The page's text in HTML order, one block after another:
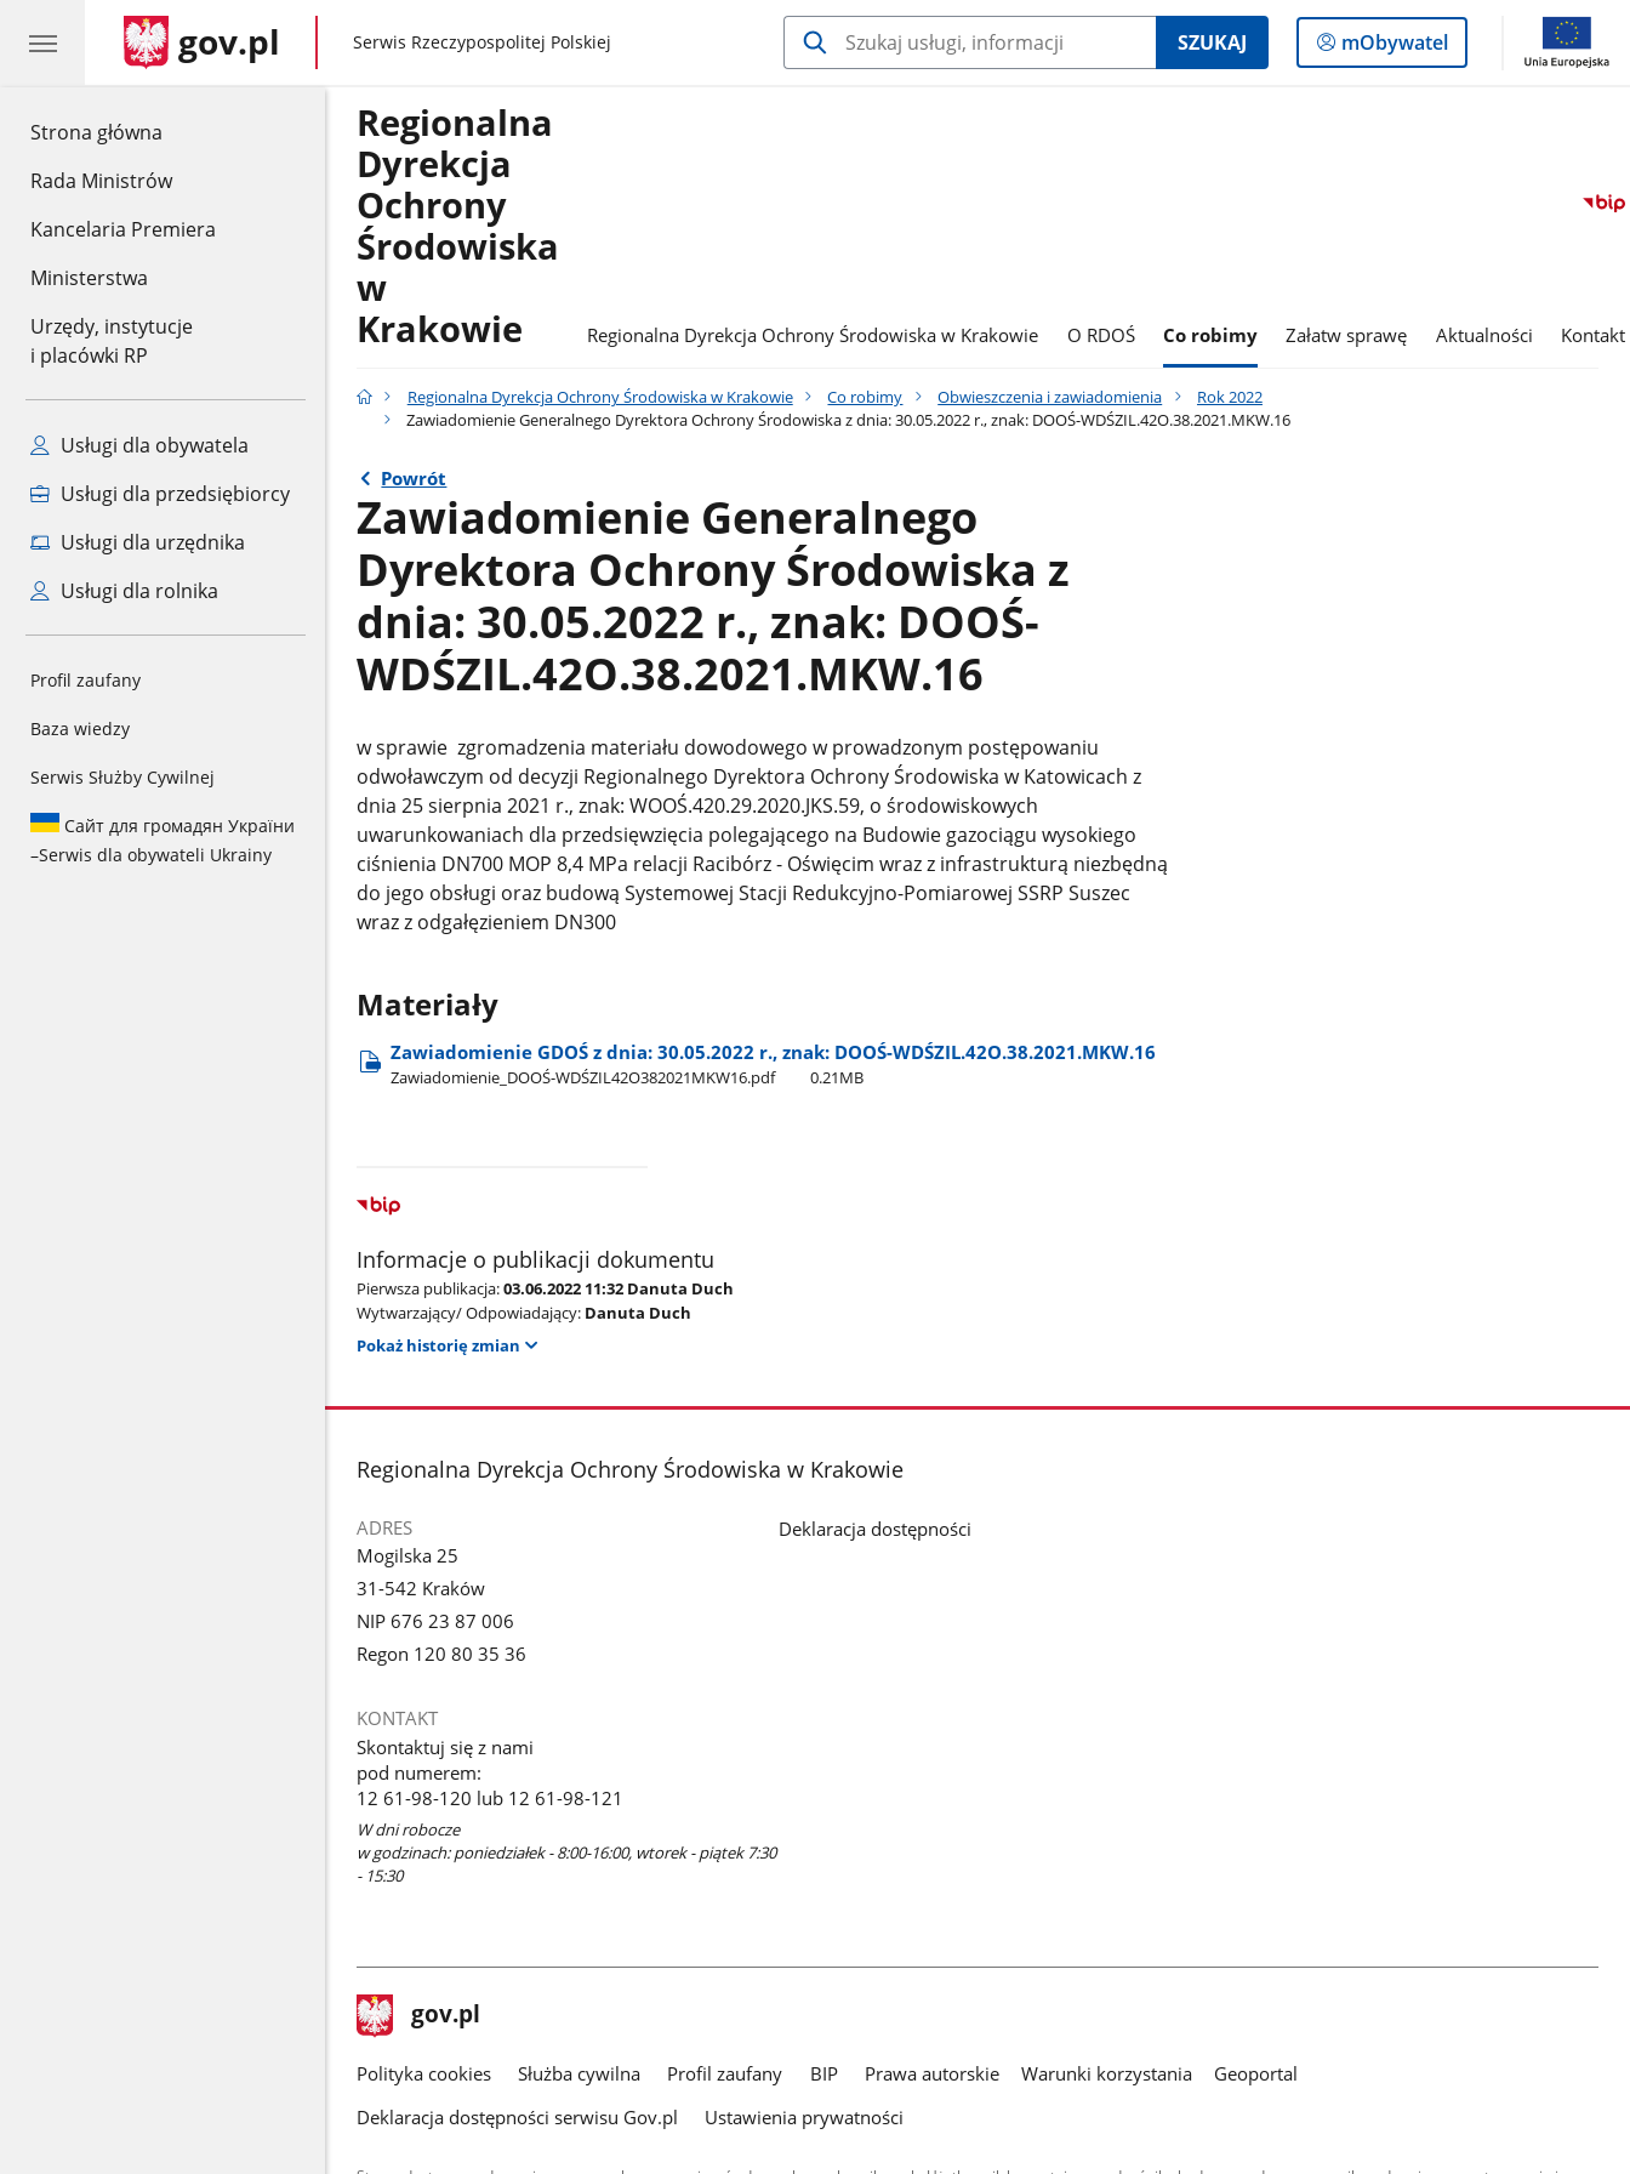
Strona główna
Rada Ministrów
Kancelaria Premiera
Ministerstwa
Urzędy, instytucje
i placówki RP
Usługi dla obywatela
Usługi dla przedsiębiorcy
Usługi dla urzędnika
Usługi dla rolnika
Profil zaufany
Baza wiedzy
Serwis Służby Cywilnej
Сайт для громадян України
–Serwis dla obywateli Ukrainy
gov.pl gov.pl
Serwis Rzeczypospolitej Polskiej SZUKAJ
Logowanie
do
mObywatel
Regionalna
Dyrekcja
Ochrony
Środowiska
w
Krakowie
Regionalna Dyrekcja Ochrony Środowiska w Krakowie O RDOŚ Co robimy Załatw sprawę Aktualności Kontakt
Regionalna Dyrekcja Ochrony Środowiska w Krakowie Co robimy Obwieszczenia i zawiadomienia
Rok 2022
Zawiadomienie Generalnego Dyrektora Ochrony Środowiska z dnia: 30.05.2022 r., znak: DOOŚ-WDŚZIL.42O.38.2021.MKW.16
Powrót
Zawiadomienie Generalnego
Dyrektora Ochrony Środowiska z
dnia: 30.05.2022 r., znak: DOOŚ-
WDŚZIL.42O.38.2021.MKW.16
w sprawie zgromadzenia materiału dowodowego w prowadzonym postępowaniu
odwoławczym od decyzji Regionalnego Dyrektora Ochrony Środowiska w Katowicach z
dnia 25 sierpnia 2021 r., znak: WOOŚ.420.29.2020.JKS.59, o środowiskowych
uwarunkowaniach dla przedsięwzięcia polegającego na Budowie gazociągu wysokiego
ciśnienia DN700 MOP 8,4 MPa relacji Racibórz - Oświęcim wraz z infrastrukturą niezbędną
do jego obsługi oraz budową Systemowej Stacji Redukcyjno-Pomiarowej SSRP Suszec
wraz z odgałęzieniem DN300
Materiały
Zawiadomienie GDOŚ z dnia: 30.05.2022 r., znak: DOOŚ-WDŚZIL.42O.38.2021.MKW.16
Zawiadomienie​_DOOŚ-WDŚZIL42O382021MKW16.pdf 0.21MB
Informacje o publikacji dokumentu
Pierwsza publikacja:03.06.2022 11:32 Danuta Duch
Wytwarzający/ Odpowiadający: Danuta Duch
Pokaż historię zmian
stopka
Regionalna Dyrekcja Ochrony Środowiska w Krakowie
ADRES
Mogilska 25
31-542 Kraków
NIP 676 23 87 006
Regon 120 80 35 36
KONTAKT
Skontaktuj się z nami
pod numerem:
12 61-98-120 lub 12 61-98-121
W dni robocze
w godzinach: poniedziałek - 8:00-16:00, wtorek - piątek 7:30
- 15:30
Deklaracja dostępności
stopka
gov.pl Strona
gov.pl
gov.pl
Polityka cookies Służba cywilna Profil zaufany BIP Prawa autorskie Warunki korzystania
Geoportal
Deklaracja dostępności serwisu Gov.pl
Ustawienia prywatności